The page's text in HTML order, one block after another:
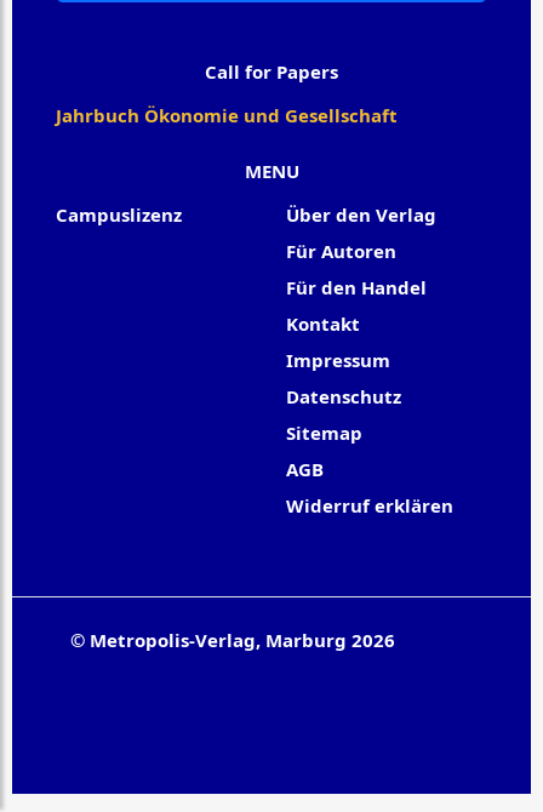
MENU
Campuslizenz
Über den Verlag
Für Autoren
Für den Handel
Kontakt
Impressum
Datenschutz
Sitemap
AGB
Widerruf erklären
Call for Papers
Jahrbuch Ökonomie und Gesellschaft
© Metropolis-Verlag, Marburg 2026